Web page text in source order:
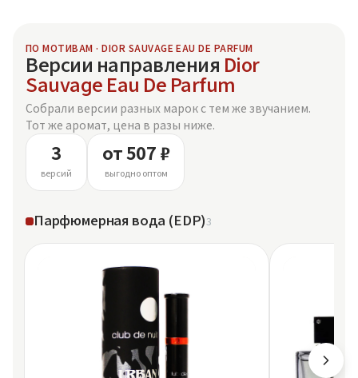
ПО МОТИВАМ · DIOR SAUVAGE EAU DE PARFUM
Версии направления Dior
Sauvage Eau De Parfum
Собрали версии разных марок с тем же звучанием.
Тот же аромат, цена в разы ниже.
3
версий
от 507 ₽
выгодно оптом
Парфюмерная вода (EDP)3